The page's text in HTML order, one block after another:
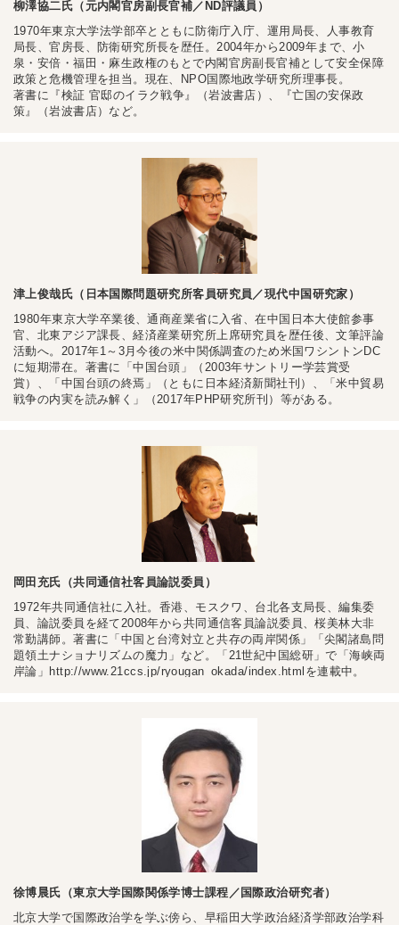
柳澤協二氏（元内閣官房副長官補／ND評議員）
1970年東京大学法学部卒とともに防衛庁入庁、運用局長、人事教育
局長、官房長、防衛研究所長を歴任。2004年から2009年まで、小
泉・安倍・福田・麻生政権のもとで内閣官房副長官補として安全保障
政策と危機管理を担当。現在、NPO国際地政学研究所理事長。
著書に『検証 官邸のイラク戦争』（岩波書店）、『亡国の安保政
策』（岩波書店）など。
津上俊哉氏（日本国際問題研究所客員研究員／現代中国研究家）
1980年東京大学卒業後、通商産業省に入省、在中国日本大使館参事
官、北東アジア課長、経済産業研究所上席研究員を歴任後、文筆評論
活動へ。2017年1～3月今後の米中関係調査のため米国ワシントンDC
に短期滞在。著書に「中国台頭」（2003年サントリー学芸賞受
賞）、「中国台頭の終焉」（ともに日本経済新聞社刊）、「米中貿易
戦争の内実を読み解く」（2017年PHP研究所刊）等がある。
岡田充氏（共同通信社客員論説委員）
1972年共同通信社に入社。香港、モスクワ、台北各支局長、編集委
員、論説委員を経て2008年から共同通信客員論説委員、桜美林大非
常勤講師。著書に「中国と台湾対立と共存の両岸関係」「尖閣諸島問
題領土ナショナリズムの魔力」など。「21世紀中国総研」で「海峡両
岸論」http://www.21ccs.jp/ryougan_okada/index.htmlを連載中。
徐博晨氏（東京大学国際関係学博士課程／国際政治研究者）
北京大学で国際政治学を学ぶ傍ら、早稲田大学政治経済学部政治学科